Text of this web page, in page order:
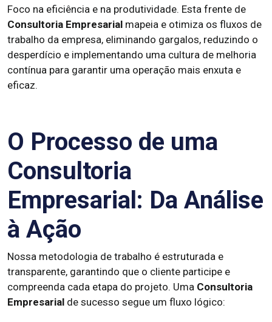
Foco na eficiência e na produtividade. Esta frente de
Consultoria Empresarial mapeia e otimiza os fluxos de
trabalho da empresa, eliminando gargalos, reduzindo o
desperdício e implementando uma cultura de melhoria
contínua para garantir uma operação mais enxuta e
eficaz.
O Processo de uma
Consultoria
Empresarial: Da Análise
à Ação
Nossa metodologia de trabalho é estruturada e
transparente, garantindo que o cliente participe e
compreenda cada etapa do projeto. Uma Consultoria
Empresarial de sucesso segue um fluxo lógico: